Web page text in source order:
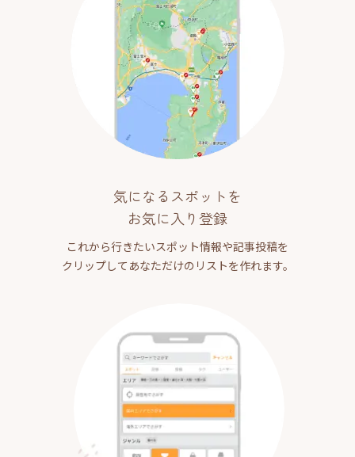
気になるスポットを
お気に入り登録
これから行きたいスポット情報や記事投稿を
クリップしてあなただけのリストを作れます。